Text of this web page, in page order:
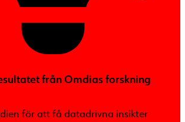
från Omdias forskning
för att få datadrivna insikter